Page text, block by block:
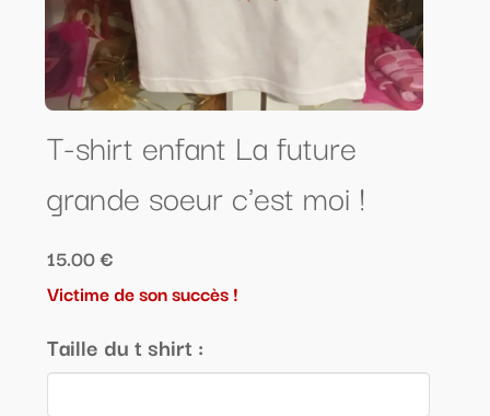
T-shirt enfant La future
grande soeur c'est moi !
15.00 €
Victime de son succès !
Taille du t shirt :